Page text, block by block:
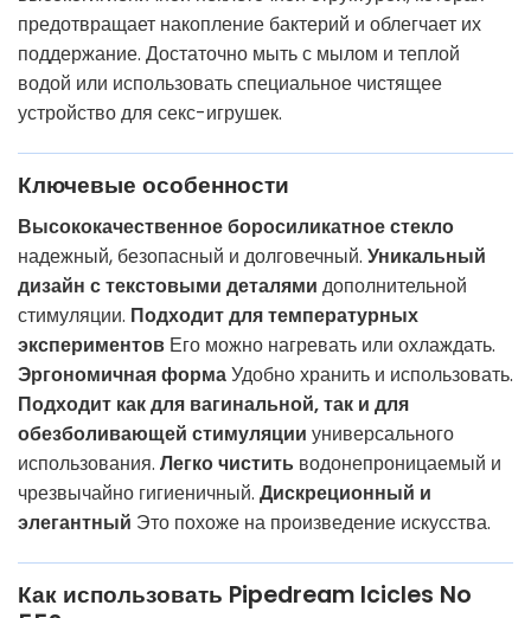
предотвращает накопление бактерий и облегчает их
поддержание. Достаточно мыть с мылом и теплой
водой или использовать специальное чистящее
устройство для секс-игрушек.
Ключевые особенности
Высококачественное боросиликатное стекло
надежный, безопасный и долговечный. Уникальный
дизайн с текстовыми деталями дополнительной
стимуляции. Подходит для температурных
экспериментов Его можно нагревать или охлаждать.
Эргономичная формаУдобно хранить и использовать.
Подходит как для вагинальной, так и для
обезболивающей стимуляции универсального
использования. Легко чистить водонепроницаемый и
чрезвычайно гигиеничный. Дискреционный и
элегантный Это похоже на произведение искусства.
Как использовать Pipedream Icicles No